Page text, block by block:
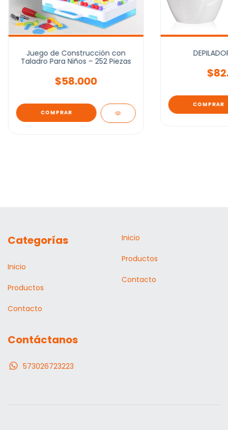
Juego de Construcción con
Taladro Para Niños – 252 Piezas
$58.000
Categorías
Inicio
Productos
Contacto
Inicio
Productos
Contacto
Contáctanos
573026723223